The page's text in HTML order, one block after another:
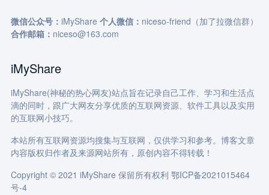
微信公众号： iMyShare 个人微信： niceso-friend（加了拉微信群）
合作邮箱： niceso@163.com
iMyShare
iMyShare(神秘的热心网友)站点旨在记录自己工作、学习和生活点
滴的同时，跟广大网友分享优质的互联网资源、软件工具以及实用
的互联网小技巧。
本站所有互联网资源均搜集与互联网，仅供学习和参考。博客文章
内容版权归作者及来源网站所有，原创内容不得转载！
Copyright © 2021 iMyShare 保留所有权利 鄂ICP备2021015464
号-4